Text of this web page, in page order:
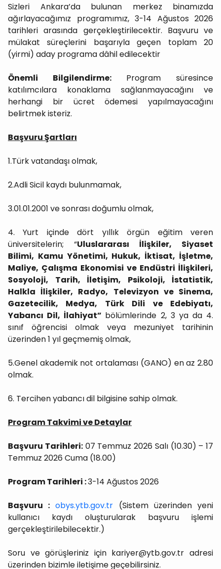
Sizleri Ankara’da bulunan merkez binamızda
ağırlayacağımız programımız, 3-14 Ağustos 2026
tarihleri arasında gerçekleştirilecektir. Başvuru ve
mülakat süreçlerini başarıyla geçen toplam 20
(yirmi) aday programa dâhil edilecektir
Önemli Bilgilendirme: Program süresince
katılımcılara konaklama sağlanmayacağını ve
herhangi bir ücret ödemesi yapılmayacağını
belirtmek isteriz.
Başvuru Şartları
1.Türk vatandaşı olmak,
2.Adli Sicil kaydı bulunmamak,
3.01.01.2001 ve sonrası doğumlu olmak,
4. Yurt içinde dört yıllık örgün eğitim veren
üniversitelerin; “Uluslararası İlişkiler, Siyaset
Bilimi, Kamu Yönetimi, Hukuk, İktisat, İşletme,
Maliye, Çalışma Ekonomisi ve Endüstri İlişkileri,
Sosyoloji, Tarih, İletişim, Psikoloji, İstatistik,
Halkla İlişkiler, Radyo, Televizyon ve Sinema,
Gazetecilik, Medya, Türk Dili ve Edebiyatı,
Yabancı Dil, İlahiyat” bölümlerinde 2, 3 ya da 4.
sınıf öğrencisi olmak veya mezuniyet tarihinin
üzerinden 1 yıl geçmemiş olmak,
5.Genel akademik not ortalaması (GANO) en az 2.80
olmak.
6. Tercihen yabancı dil bilgisine sahip olmak.
Program Takvimi ve Detaylar
Başvuru Tarihleri:07 Temmuz 2026 Salı (10.30) – 17
Temmuz 2026 Cuma (18.00)
Program Tarihleri :3-14 Ağustos 2026
Başvuru : obys.ytb.gov.tr (Sistem üzerinden yeni
kullanıcı kaydı oluşturularak başvuru işlemi
gerçekleştirilebilecektir.)
Soru ve görüşleriniz için kariyer@ytb.gov.tr adresi
üzerinden bizimle iletişime geçebilirsiniz.